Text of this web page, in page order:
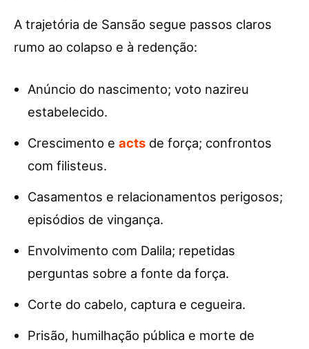
A trajetória de Sansão segue passos claros
rumo ao colapso e à redenção:
Anúncio do nascimento; voto nazireu
estabelecido.
Crescimento e acts de força; confrontos
com filisteus.
Casamentos e relacionamentos perigosos;
episódios de vingança.
Envolvimento com Dalila; repetidas
perguntas sobre a fonte da força.
Corte do cabelo, captura e cegueira.
Prisão, humilhação pública e morte de